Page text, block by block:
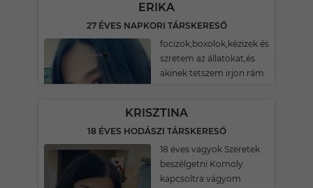
ERIKA
27 ÉVES NAPKORI TÁRSKERESŐ
focizok,boxolok,kézizek és
szretem az állatokat,és
akinek tetszem irjon rám
KRISZTINA
18 ÉVES HODÁSZI TÁRSKERESŐ
18 éves vagyok Szeretek
beszélgetni Komoly
kapcsoltra vágyom